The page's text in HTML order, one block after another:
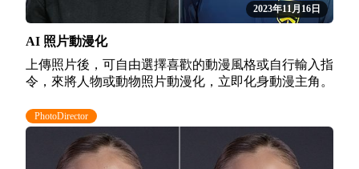
2023年11月16日
AI 照片動漫化
上傳照片後，可自由選擇喜歡的動漫風格或自行輸入指
令，來將人物或動物照片動漫化，立即化身動漫主角。
PhotoDirector